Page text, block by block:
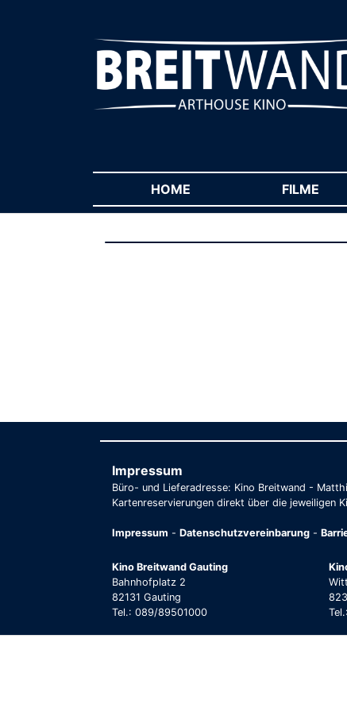
HOME FILME
Impressum
Büro- und Lieferadresse: Kino Breitwand -
Kartenreservierungen direkt über die jeweiligen
Impressum - Datenschutzvereinbarung -
Kino Breitwand Gauting
Bahnhofplatz 2
82131 Gauting
Tel.: 089/89501000